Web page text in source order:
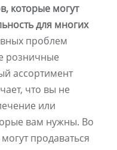
которые могут
для многих
проблем
розничные
ассортимент
что вы не
или
вам нужны. Во
продаваться